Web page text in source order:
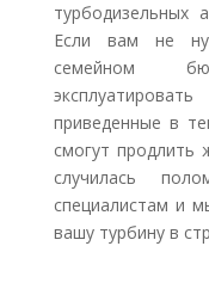
турбодизельных
Если вам не
семейном
приведенные в
смогут продлить
случилась
специалистам и
вашу турбину в